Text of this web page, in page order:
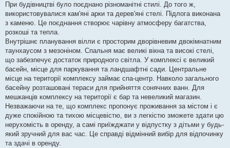
При будівництві було поєднано різноманітні стилі. До того ж,
використовувалися кам'яні арки та дерев'яні стелі. Підлога виконана
з каменю. Це поєднання створює чарівну атмосферу багатства,
розкоші та тепла.
Внутрішнє планування вілли є просторим дворівневим двокімнатним
таунхаусом з мезоніном. Спальня має великі вікна та високі стелі,
що забезпечує достаток природного світла. У комплексі є великий
басейн, місце для паркування та ландшафтні сади. Центральне
місце на території комплексу займає спа-центр. Навколо загального
басейну розташовані тераси для прийняття сонячних ванн. Для
мешканців комплексу на території є бар та невеликий магазин.
Незважаючи на те, що комплекс пропонує проживання за містом і є
дуже спокійною та тихою місцевістю, ви з легкістю зможете здати цю
нерухомість в оренду, а самі приїжджати у відпустку з дітьми у будь-
який зручний для вас час. Це справді відмінний вибір для відпочинку
та здачі в оренду.